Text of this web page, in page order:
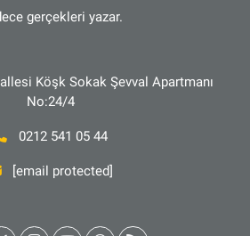
gerçekleri yazar.
Köşk Sokak Şevval Apartmanı
No:24/4
0212 541 05 44
[email protected]